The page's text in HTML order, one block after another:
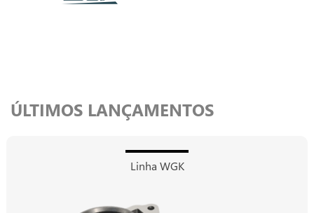
ÚLTIMOS LANÇAMENTOS
Linha WGK